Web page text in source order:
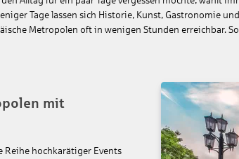
Tage lassen sich Historie, Kunst, Gastronomie
Metropolen oft in wenigen Stunden erreichbar.
mit
Reihe hochkarätiger Events